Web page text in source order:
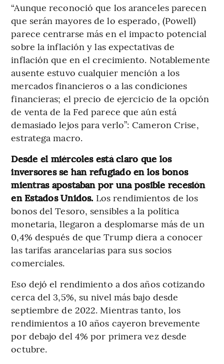
“Aunque reconoció que los aranceles parecen
que serán mayores de lo esperado, (Powell)
parece centrarse más en el impacto potencial
sobre la inflación y las expectativas de
inflación que en el crecimiento. Notablemente
ausente estuvo cualquier mención a los
mercados financieros o a las condiciones
financieras; el precio de ejercicio de la opción
de venta de la Fed parece que aún está
demasiado lejos para verlo”: Cameron Crise,
estratega macro.
Desde el miércoles está claro que los
inversores se han refugiado en los bonos
mientras apostaban por una posible recesión
en Estados Unidos. Los rendimientos de los
bonos del Tesoro, sensibles a la política
monetaria, llegaron a desplomarse más de un
0,4% después de que Trump diera a conocer
las tarifas arancelarias para sus socios
comerciales.
Eso dejó el rendimiento a dos años cotizando
cerca del 3,5%, su nivel más bajo desde
septiembre de 2022. Mientras tanto, los
rendimientos a 10 años cayeron brevemente
por debajo del 4% por primera vez desde
octubre.